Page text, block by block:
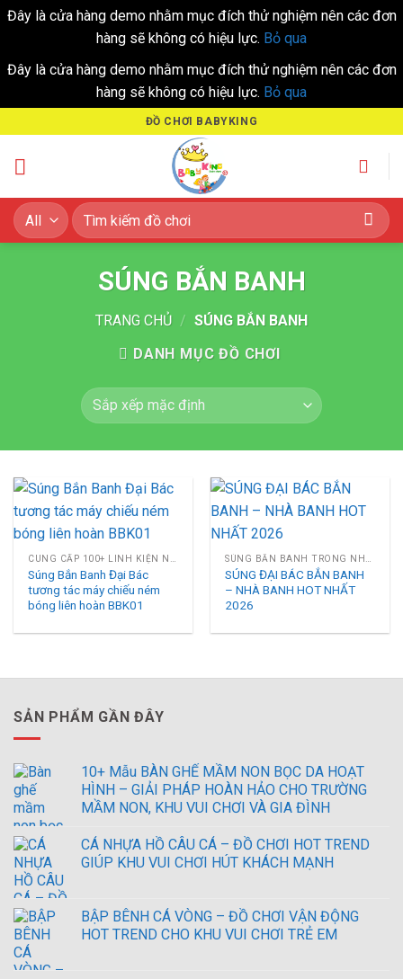
Đây là cửa hàng demo nhằm mục đích thử nghiệm nên các đơn
hàng sẽ không có hiệu lực. Bỏ qua
Đây là cửa hàng demo nhằm mục đích thử nghiệm nên các đơn
hàng sẽ không có hiệu lực. Bỏ qua
to
content
ĐỒ CHƠI BABYKING
Tìm
kiếm:
SÚNG BẮN BANH
TRANG CHỦ / SÚNG BẮN BANH
DANH MỤC ĐỒ CHƠI
Súng Bắn Banh Đại Bác
tương tác máy chiếu ném
bóng liên hoàn BBK01
SÚNG ĐẠI BÁC BẮN BANH
– NHÀ BANH HOT NHẤT
2026
SẢN PHẨM GẦN ĐÂY
10+ Mẫu BÀN GHẾ MẦM NON BỌC DA HOẠT
HÌNH – GIẢI PHÁP HOÀN HẢO CHO TRƯỜNG
MẦM NON, KHU VUI CHƠI VÀ GIA ĐÌNH
CÁ NHỰA HỒ CÂU CÁ – ĐỒ CHƠI HOT TREND
GIÚP KHU VUI CHƠI HÚT KHÁCH MẠNH
BẬP BÊNH CÁ VÒNG – ĐỒ CHƠI VẬN ĐỘNG
HOT TREND CHO KHU VUI CHƠI TRẺ EM